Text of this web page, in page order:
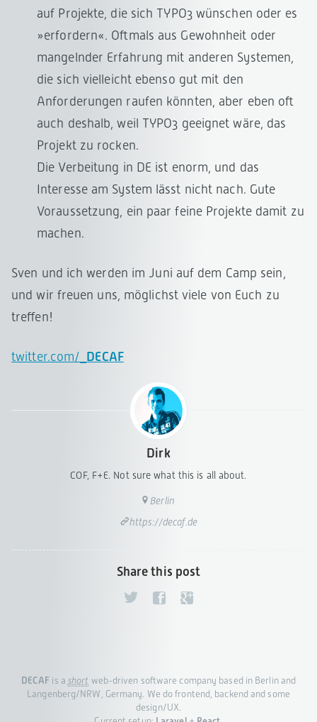
auf Projekte, die sich TYPO3 wünschen oder es
»erfordern«. Oftmals aus Gewohnheit oder
mangelnder Erfahrung mit anderen Systemen,
die sich vielleicht ebenso gut mit den
Anforderungen raufen könnten, aber eben oft
auch deshalb, weil TYPO3 geeignet wäre, das
Projekt zu rocken.
Die Verbeitung in DE ist enorm, und das
Interesse am System lässt nicht nach. Gute
Voraussetzung, ein paar feine Projekte damit zu
machen.
Sven und ich werden im Juni auf dem Camp sein,
und wir freuen uns, möglichst viele von Euch zu
treffen!
twitter.com/ _DECAF
Dirk
COF, F+E. Not sure what this is all about.
Berlin
https://decaf.de
Share this post
DECAF is a short web-driven software company based in Berlin and
Langenberg/NRW, Germany. We do frontend, backend and some
design/UX.